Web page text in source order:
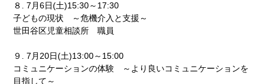
８. 7月6日(土)15:30～17:30
子どもの現状 ～危機介入と支援～
世田谷区児童相談所 職員
９. 7月20日(土)13:00～15:00
コミュニケーションの体験 ～より良いコミュニケーションを
目指して～